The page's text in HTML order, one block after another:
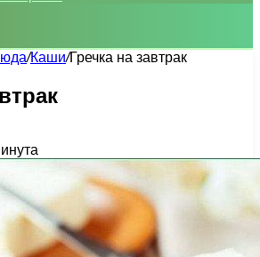
/Каши/Гречка на завтрак